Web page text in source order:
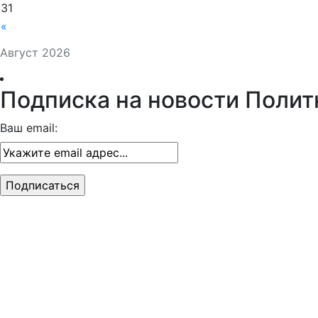
Август 2026
«
31
Подписка на новости
Ваш email: